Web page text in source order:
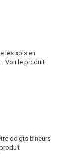
les sols en
Voir le produit
doigts bineurs